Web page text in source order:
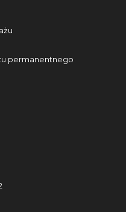
permanentnego